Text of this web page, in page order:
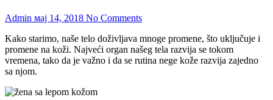
Admin мај 14, 2018 No Comments
Kako starimo, naše telo doživljava mnoge promene, što uključuje i
promene na koži. Najveći organ našeg tela razvija se tokom
vremena, tako da je važno i da se rutina nege kože razvija zajedno
sa njom.